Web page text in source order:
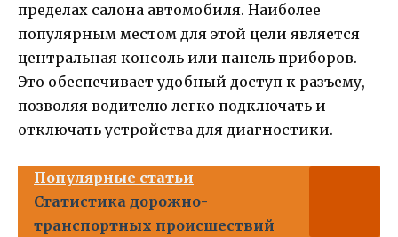
пределах салона автомобиля. Наиболее
популярным местом для этой цели является
центральная консоль или панель приборов.
Это обеспечивает удобный доступ к разъему,
позволяя водителю легко подключать и
отключать устройства для диагностики.
Популярные статьи
Статистика дорожно-
транспортных происшествий